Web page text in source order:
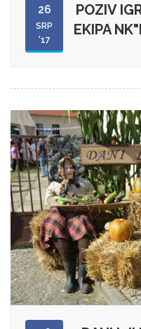
26
SRP
'17
POZIV
EKIPA